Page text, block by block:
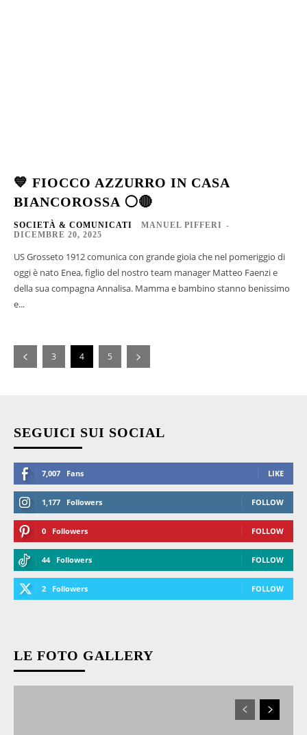
💙 FIOCCO AZZURRO IN CASA
BIANCOROSSA ⚪🔴
SOCIETÀ & COMUNICATI MANUEL PIFFERI -
DICEMBRE 20, 2025
US Grosseto 1912 comunica con grande gioia che nel pomeriggio di
oggi è nato Enea, figlio del nostro team manager Matteo Faenzi e
della sua compagna Annalisa. Mamma e bambino stanno benissimo
e...
3 4 5
SEGUICI SUI SOCIAL
7,007 Fans LIKE
1,177 Followers FOLLOW
0 Followers FOLLOW
44 Followers FOLLOW
2 Followers FOLLOW
LE FOTO GALLERY